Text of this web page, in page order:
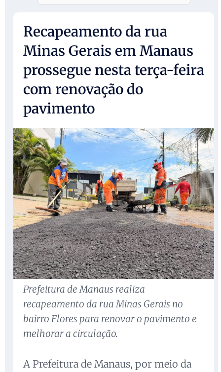
Recapeamento da rua
Minas Gerais em Manaus
prossegue nesta terça-feira
com renovação do
pavimento
Prefeitura de Manaus realiza
recapeamento da rua Minas Gerais no
bairro Flores para renovar o pavimento e
melhorar a circulação.
A Prefeitura de Manaus, por meio da